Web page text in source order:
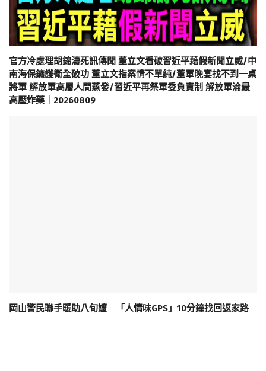
官方冷處理胡錦濤死訊傳聞 董立文看破習近平藉假新聞立威/中
南海保鑣護衛全破功 董立文指案情不單純/董軍晚宴找不到一桌
將軍 解放軍高層人間蒸發/習近平再祭軍委負責制 解放軍淪最
高壓炸藥｜20260809
岡山警民聯手暖助八旬嬤 「人情味GPS」10分鐘找回返家路